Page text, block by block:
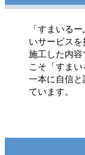
「すまいる
いサービス
施工した内
こそ「すま
一本に自信
ています。